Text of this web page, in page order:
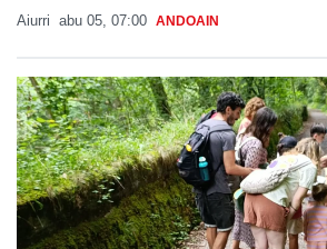
Aiurri abu 05, 07:00 ANDOAIN